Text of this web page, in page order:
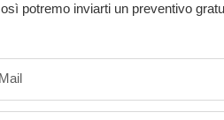
potremo inviarti un preventivo